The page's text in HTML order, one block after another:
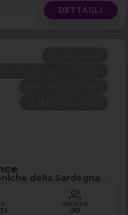
DETTAGLI
della Sardegna
GRUPPO
30